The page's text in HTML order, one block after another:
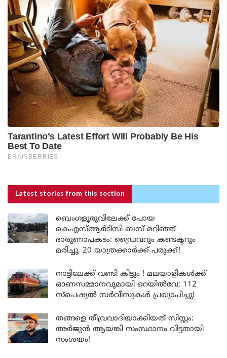
Latest stories from this section
ബെംഗളൂരുവിലേക്ക് പോയ
കെഎസ്ആർടിസി ബസ് മറിഞ്ഞ്
ദാരുണാപകടം: ഡ്രൈവറും കണ്ടക്ടറും
മരിച്ചു, 20 യാത്രക്കാർക്ക് പരുക്ക്!
നാട്ടിലേക്ക് വണ്ടി കിട്ടും ! മലയാളികൾക്ക്
ഓണസമ്മാനവുമായി റെയിൽവേ; 112
സ്പെഷ്യൽ സർവീസുകൾ പ്രഖ്യാപിച്ചു!
തങ്ങളെ തീവ്രവാദിയാക്കിയത് സിസ്റ്റം:
അർജുൻ ആയങ്കി സംസ്ഥാനം വിട്ടതായി
സംശയം!